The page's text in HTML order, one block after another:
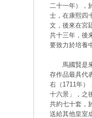
二十一年），
士，在康熙四
文，後來在宮
共十三年，後
要致力於培養
馬國賢是來
存作品最具代
右（1711年）
十六景」，之
共約七十套，
送給其他皇室